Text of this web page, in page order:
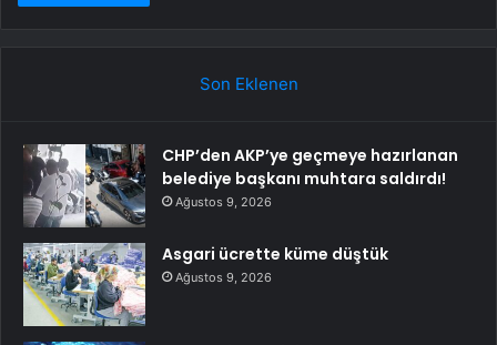
Son Eklenen
CHP’den AKP’ye geçmeye hazırlanan
belediye başkanı muhtara saldırdı!
Ağustos 9, 2026
Asgari ücrette küme düştük
Ağustos 9, 2026